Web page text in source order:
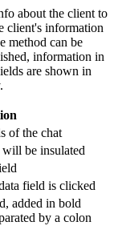
about the client to
client's information
method can be
information in
are shown in
of the chat
be insulated
field is clicked
added in bold
by a colon